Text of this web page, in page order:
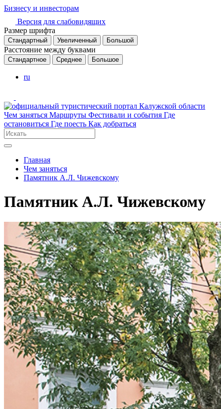
Бизнесу и инвесторам
Версия для слабовидящих
Размер шрифта
Стандартный Увеличенный Большой
Расстояние между буквами
Стандартное Среднее Большое
ru
Чем заняться Маршруты Фестивали и события Где
остановиться Где поесть Как добраться
Главная
Чем заняться
Памятник А.Л. Чижевскому
Памятник А.Л. Чижевскому